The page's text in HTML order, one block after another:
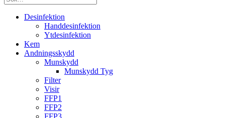
Desinfektion
Handdesinfektion
Ytdesinfektion
Kem
Andningsskydd
Munskydd
Munskydd Tyg
Filter
Visir
FFP1
FFP2